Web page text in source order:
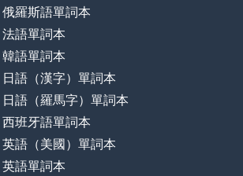
俄羅斯語單詞本
法語單詞本
韓語單詞本
日語（漢字）單詞本
日語（羅馬字）單詞本
西班牙語單詞本
英語（美國）單詞本
英語單詞本